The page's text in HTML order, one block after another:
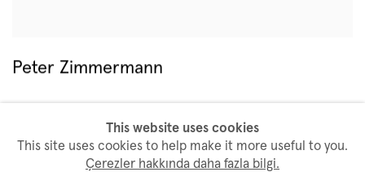
Peter Zimmermann
This website uses cookies
This site uses cookies to help make it more useful to you.
Çerezler hakkında daha fazla bilgi.